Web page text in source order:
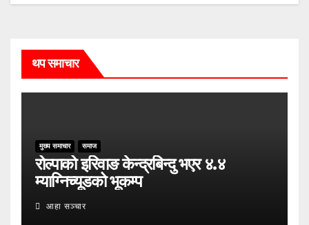
थप समाचार
मुख्य समाचार समाज
रोल्पाको इरिवाङ केन्द्रबिन्दु भएर ४.४
म्याग्निच्यूडको भूकम्प
आहा सञ्चार